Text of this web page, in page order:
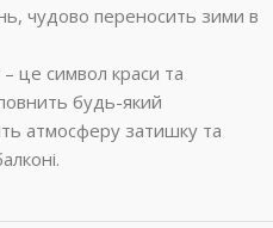
чудово переносить зими в
це символ краси та
будь-який
атмосферу затишку та